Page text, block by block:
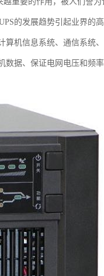
的发展趋势引起业界的
算机信息系统、通信系统
数据、保证电网电压和频